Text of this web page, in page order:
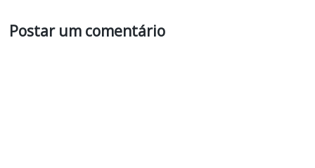
Postar um comentário